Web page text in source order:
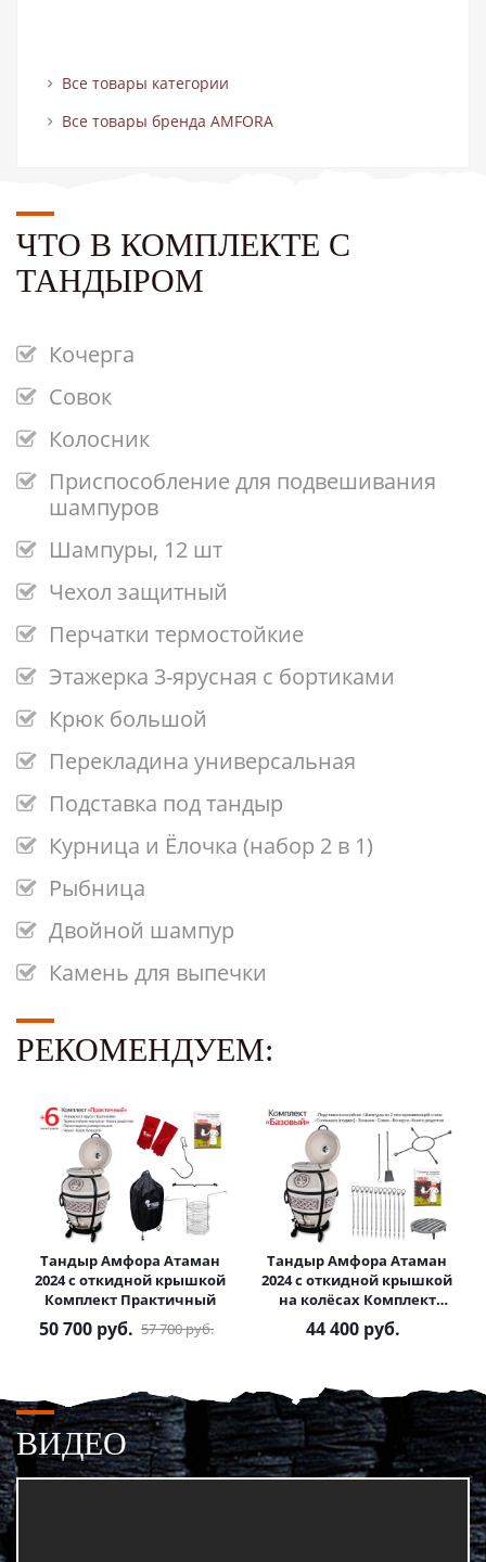
Все товары категории
Все товары бренда AMFORA
ЧТО В КОМПЛЕКТЕ С
ТАНДЫРОМ
Кочерга
Совок
Колосник
Приспособление для подвешивания
шампуров
Шампуры, 12 шт
Чехол защитный
Перчатки термостойкие
Этажерка 3-ярусная с бортиками
Крюк большой
Перекладина универсальная
Подставка под тандыр
Курница и Ёлочка (набор 2 в 1)
Рыбница
Двойной шампур
Камень для выпечки
РЕКОМЕНДУЕМ:
Тандыр Амфора Атаман
2024 с откидной крышкой
Комплект Практичный
50 700 руб. 57 700руб.
Тандыр Амфора Атаман
2024 с откидной крышкой
на колёсах Комплект
Базовый
44 400 руб.
ВИДЕО